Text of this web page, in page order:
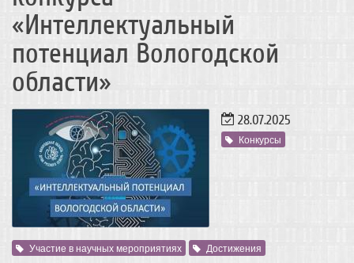
«Интеллектуальный
потенциал Вологодской
области»
28.07.2025
Конкурсы
Участие в научных мероприятиях Достижения